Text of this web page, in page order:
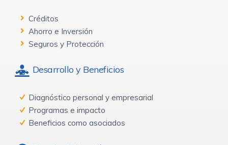
Créditos
Ahorro e Inversión
Seguros y Protección
Desarrollo y Beneficios
Diagnóstico personal y empresarial
Programas e impacto
Beneficios como asociados